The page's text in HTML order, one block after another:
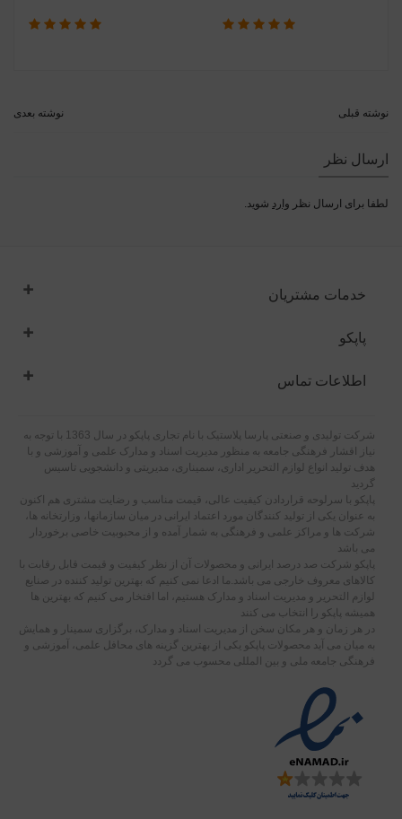
نوشته قبلی نوشته بعدی
ارسال نظر
لطفا برای ارسال نظر وارد شوید.
خدمات مشتریان
پاپکو
اطلاعات تماس
شرکت تولیدی و صنعتی پارسا پلاستیک با نام تجاری پاپکو در سال 1363 با توجه به
نیاز اقشار فرهنگی جامعه به منظور مدیریت اسناد و مدارک علمی و آموزشی و با
هدف تولید انواع لوازم التحریر اداری، سمیناری، مدیریتی و دانشجویی تاسیس
گردید
پاپکو با سرلوحه قراردادن کیفیت عالی، قیمت مناسب و رضایت مشتری هم اکنون
به عنوان یکی از تولید کنندگان مورد اعتماد ایرانی در میان سازمانها، وزارتخانه ها،
شرکت ها و مراکز علمی و فرهنگی به شمار آمده و از محبوبیت خاصی برخوردار
می باشد
پاپکو شرکت صد درصد ایرانی و محصولات آن از نظر کیفیت و قیمت قابل رقابت با
کالاهای معروف خارجی می باشد.ما ادعا نمی کنیم که بهترین تولید کننده در صنایع
لوازم التحریر و مدیریت اسناد و مدارک هستیم، اما افتخار می کنیم که بهترین ها
همیشه پاپکو را انتخاب می کنند
در هر زمان و هر مکان سخن از مدیریت اسناد و مدارک، برگزاری سمینار و همایش
به میان می آید محصولات پاپکو یکی از بهترین گزینه های محافل علمی، آموزشی و
فرهنگی جامعه ملی و بین المللی محسوب می گردد